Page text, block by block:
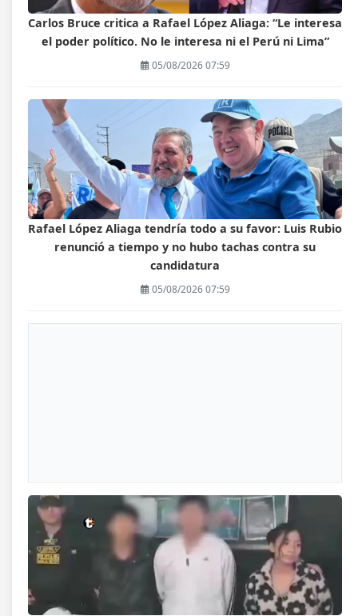
Carlos Bruce critica a Rafael López Aliaga: “Le interesa
el poder político. No le interesa ni el Perú ni Lima”
05/08/2026 07:59
Rafael López Aliaga tendría todo a su favor: Luis Rubio
renunció a tiempo y no hubo tachas contra su
candidatura
05/08/2026 07:59